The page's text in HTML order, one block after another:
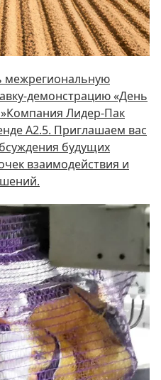
межрегиональную
демонстрацию «День
Лидер-Пак
А2.5. Приглашаем вас
будущих
взаимодействия и